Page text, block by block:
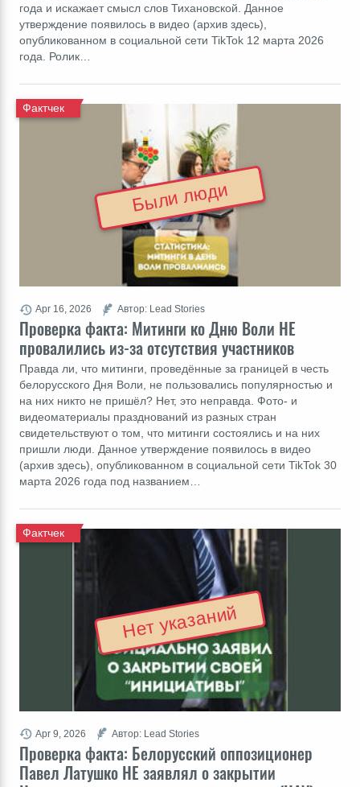
года и искажает смысл слов Тихановской. Данное
утверждение появилось в видео (архив здесь),
опубликованном в социальной сети TikTok 12 марта 2026
года. Ролик…
Проверка факта: Митинги ко Дню Воли НЕ
провалились из-за отсутствия участников
Фактчек
Правда ли, что митинги, проведённые за границей в честь
белорусского Дня Воли, не пользовались популярностью и
на них никто не пришёл? Нет, это неправда. Фото- и
видеоматериалы празднований из разных стран
свидетельствуют о том, что митинги состоялись и на них
пришли люди. Данное утверждение появилось в видео
(архив здесь), опубликованном в социальной сети TikTok 30
марта 2026 года под названием…
Apr 16, 2026 Автор: Lead Stories
Были люди
Проверка факта: Белорусский оппозиционер
Павел Латушко НЕ заявлял о закрытии
Фактчек
Apr 9, 2026 Автор: Lead Stories
Нет указаний